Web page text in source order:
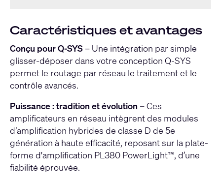
Caractéristiques et avantages
Conçu pour Q-SYS – Une intégration par simple
glisser-déposer dans votre conception Q-SYS
permet le routage par réseau le traitement et le
contrôle avancés.
Puissance : tradition et évolution – Ces
amplificateurs en réseau intègrent des modules
d’amplification hybrides de classe D de 5e
génération à haute efficacité, reposant sur la plate-
forme d'amplification PL380 PowerLight™, d’une
fiabilité éprouvée.